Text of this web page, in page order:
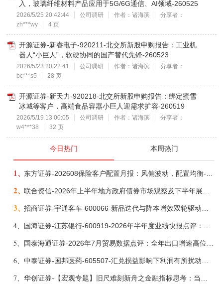
入，玻璃纤维材料产品应用于5G/6G通信、AI领域-260525
2026/5/25 20:42:44 公司调研 作者：诸海滨
分享者：
zh***wy
4 页
开源证券-新睿电子-920211-北交所新股申购报告：工业机
器人“小巨人”，软硬协同的国产替代先锋-260523
2026/5/23 20:22:41 公司调研 作者：诸海滨
分享者：
bc***s5
28 页
开源证券-新天力-920218-北交所新股申购报告：绑定蜜雪
冰城等客户，高端食品容器小巨人迎需求扩容-260519
2026/5/19 13:00:05 公司调研 作者：诸海滨
分享者：
w4***38
32 页
今日热门 本周热门
1、
2、
3、
4、
5、
6、
7、